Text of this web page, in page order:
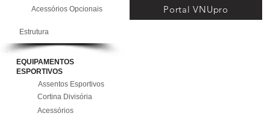
Acessórios Opcionais
Estrutura
EQUIPAMENTOS
ESPORTIVOS
Assentos Esportivos
Cortina Divisória
Acessórios
Portal VNUpro